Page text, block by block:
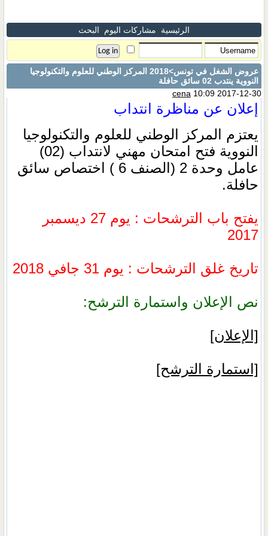
الرئيسية مشاركات اليوم البحث
عروض الشغل في تونس
>2018 المركز الوطني للعلوم والتكنولوجيا
النووية ينتدب 02 سائق حافلة
cena 10:09 2017-12-30
إعلان عن مناظرة انتداب
يعتزم المركز الوطني للعلوم والتكنولوجيا
النووية فتح امتحان مهني لانتداب (02)
عامل وحدة 2 (الصنف 6 ) اختصاص سائق
حافلة.
يفتح باب الترشحات : يوم 27 ديسمبر
2017
تاريخ غلق الترشحات : يوم 31 جافي 2018
نص الإعلان واستمارة الترشح:
[الإعلان]
[استمارة الترشح]